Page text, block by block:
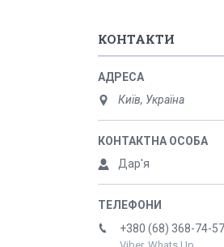
КОНТАКТИ
Київ, Україна
Дар'я
+380 (68) 368-74-57